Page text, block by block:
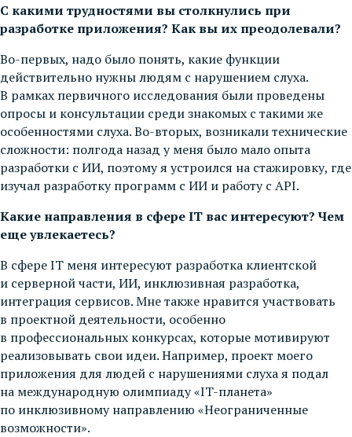
С какими трудностями вы столкнулись при
разработке приложения? Как вы их преодолевали?
Во-первых, надо было понять, какие функции
действительно нужны людям с нарушением слуха.
В рамках первичного исследования были проведены
опросы и консультации среди знакомых с такими же
особенностями слуха. Во-вторых, возникали технические
сложности: полгода назад у меня было мало опыта
разработки с ИИ, поэтому я устроился на стажировку, где
изучал разработку программ с ИИ и работу с API.
Какие направления в сфере IT вас интересуют? Чем
еще увлекаетесь?
В сфере IT меня интересуют разработка клиентской
и серверной части, ИИ, инклюзивная разработка,
интеграция сервисов. Мне также нравится участвовать
в проектной деятельности, особенно
в профессиональных конкурсах, которые мотивируют
реализовывать свои идеи. Например, проект моего
приложения для людей с нарушениями слуха я подал
на международную олимпиаду «IT-планета»
по инклюзивному направлению «Неограниченные
возможности».